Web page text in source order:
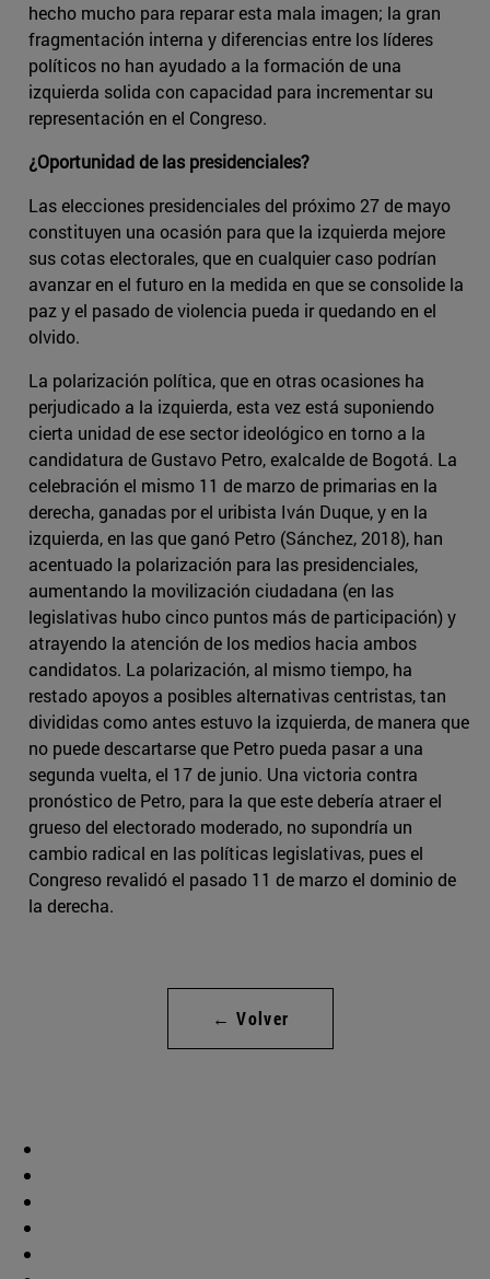
hecho mucho para reparar esta mala imagen; la gran
fragmentación interna y diferencias entre los líderes
políticos no han ayudado a la formación de una
izquierda solida con capacidad para incrementar su
representación en el Congreso.
¿Oportunidad de las presidenciales?
Las elecciones presidenciales del próximo 27 de mayo
constituyen una ocasión para que la izquierda mejore
sus cotas electorales, que en cualquier caso podrían
avanzar en el futuro en la medida en que se consolide la
paz y el pasado de violencia pueda ir quedando en el
olvido.
La polarización política, que en otras ocasiones ha
perjudicado a la izquierda, esta vez está suponiendo
cierta unidad de ese sector ideológico en torno a la
candidatura de Gustavo Petro, exalcalde de Bogotá. La
celebración el mismo 11 de marzo de primarias en la
derecha, ganadas por el uribista Iván Duque, y en la
izquierda, en las que ganó Petro (Sánchez, 2018), han
acentuado la polarización para las presidenciales,
aumentando la movilización ciudadana (en las
legislativas hubo cinco puntos más de participación) y
atrayendo la atención de los medios hacia ambos
candidatos. La polarización, al mismo tiempo, ha
restado apoyos a posibles alternativas centristas, tan
divididas como antes estuvo la izquierda, de manera que
no puede descartarse que Petro pueda pasar a una
segunda vuelta, el 17 de junio. Una victoria contra
pronóstico de Petro, para la que este debería atraer el
grueso del electorado moderado, no supondría un
cambio radical en las políticas legislativas, pues el
Congreso revalidó el pasado 11 de marzo el dominio de
la derecha.
← Volver